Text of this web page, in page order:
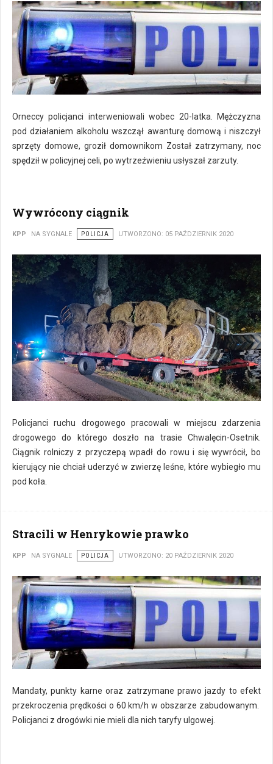
Orneccy policjanci interweniowali wobec 20-latka. Mężczyzna
pod działaniem alkoholu wszczął awanturę domową i niszczył
sprzęty domowe, groził domownikom Został zatrzymany, noc
spędził w policyjnej celi, po wytrzeźwieniu usłyszał zarzuty.
Wywrócony ciągnik
KPP NA SYGNALE POLICJA UTWORZONO: 05 PAŹDZIERNIK 2020
Policjanci ruchu drogowego pracowali w miejscu zdarzenia
drogowego do którego doszło na trasie Chwalęcin-Osetnik.
Ciągnik rolniczy z przyczepą wpadł do rowu i się wywrócił, bo
kierujący nie chciał uderzyć w zwierzę leśne, które wybiegło mu
pod koła.
Stracili w Henrykowie prawko
KPP NA SYGNALE POLICJA UTWORZONO: 20 PAŹDZIERNIK 2020
Mandaty, punkty karne oraz zatrzymane prawo jazdy to efekt
przekroczenia prędkości o 60 km/h w obszarze zabudowanym.
Policjanci z drogówki nie mieli dla nich taryfy ulgowej.